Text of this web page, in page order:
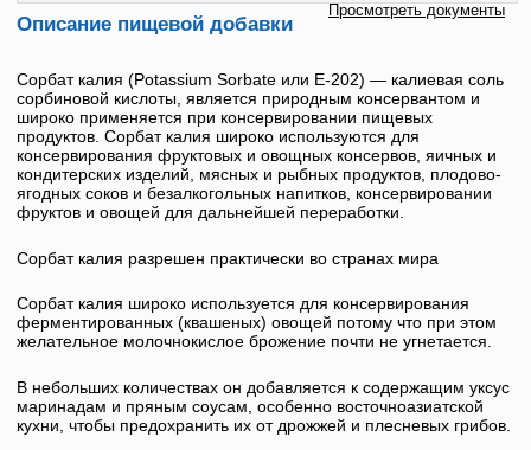
Просмотреть документы
Описание пищевой добавки
Сорбат калия (Potassium Sorbate или Е-202) — калиевая соль
сорбиновой кислоты, является природным консервантом и
широко применяется при консервировании пищевых
продуктов. Сорбат калия широко используются для
консервирования фруктовых и овощных консервов, яичных и
кондитерских изделий, мясных и рыбных продуктов, плодово-
ягодных соков и безалкогольных напитков, консервировании
фруктов и овощей для дальнейшей переработки.
Сорбат калия разрешен практически во странах мира
Сорбат калия широко используется для консервирования
ферментированных (квашеных) овощей потому что при этом
желательное молочнокислое брожение почти не угнетается.
В небольших количествах он добавляется к содержащим уксус
маринадам и пряным соусам, особенно восточноазиатской
кухни, чтобы предохранить их от дрожжей и плесневых грибов.